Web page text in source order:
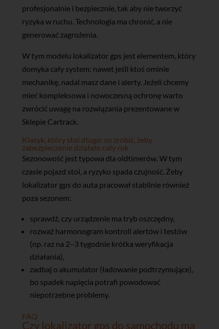
profesjonalnie i bezpiecznie, tak aby nie tworzyć
ryzyka w ruchu. Technologia ma chronić, a nie
generować zagrożenia.
W tym modelu lokalizator gps jest elementem, który
domyka cały system: nawet jeśli ktoś ominie
mechanikę, nadal masz dane i alerty. Jeżeli chcemy
mieć kompleksowa i nowoczesną ochronę warto
zwrócić uwagę na rozwiązania prezentowane w
Sklepie Cartrack.
Klasyk, który stoi długo: co zrobić, żeby
zabezpieczenie działało cały rok
Sezonowość jest typowa dla oldtimerów. W tym
czasie pojazd stoi, a ryzyko spada czujność. Żeby
lokalizator gps do auta pracował stabilnie również
poza sezonem:
sprawdź, czy urządzenie ma tryb oszczędny,
rozważ harmonogram kontroli alertów i testów
(np. raz na 2–3 tygodnie krótka weryfikacja
działania),
zadbaj o akumulator (ładowanie podtrzymujące),
bo spadek napięcia potrafi powodować
niepotrzebne problemy.
FAQ
Czy lokalizator gps do samochodu ma